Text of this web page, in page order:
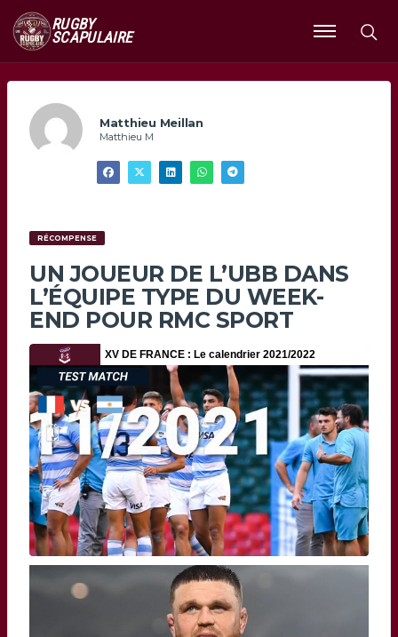
RUGBY
SCAPULAIRE
Ouvrir
le
Matthieu Meillan
Matthieu M
RÉCOMPENSE
UN JOUEUR DE L’UBB DANS
L’ÉQUIPE TYPE DU WEEK-
END POUR RMC SPORT